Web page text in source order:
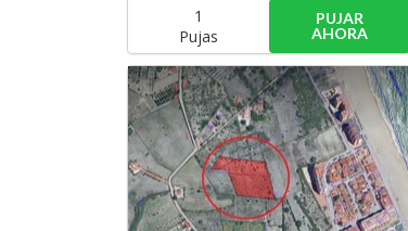
1
Pujas
PUJAR
AHORA